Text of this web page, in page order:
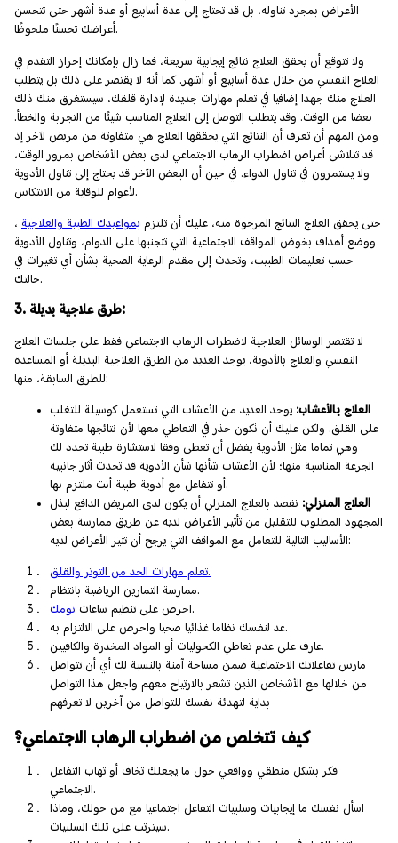
الأعراض بمجرد تناوله، بل قد تحتاج إلى عدة أسابيع أو عدة أشهر حتى تتحسن
أعراضك تحسنًا ملحوظًا.
ولا تتوقع أن يحقق العلاج نتائج إيجابية سريعة، فما زال بإمكانك إحراز التقدم في
العلاج النفسي من خلال عدة أسابيع أو أشهر. كما أنه لا يقتصر على ذلك بل يتطلب
العلاج منك جهدا إضافيا في تعلم مهارات جديدة لإدارة قلقك، سيستغرق منك ذلك
بعضا من الوقت. وقد يتطلب التوصل إلى العلاج المناسب شيئًا من التجربة والخطأ.
ومن المهم أن تعرف أن النتائج التي يحققها العلاج هي متفاوتة من مريض لآخر إذ
قد تتلاشى أعراض اضطراب الرهاب الاجتماعي لدى بعض الأشخاص بمرور الوقت،
ولا يستمرون في تناول الدواء. في حين أن البعض الآخر قد يحتاج إلى تناول الأدوية
لأعوام للوقاية من الانتكاس.
حتى يحقق العلاج النتائج المرجوة منه، عليك أن تلتزم بمواعيدك الطبية والعلاجية ،
ووضع أهداف بخوض المواقف الاجتماعية التي تتجنبها على الدوام، وتناول الأدوية
حسب تعليمات الطبيب، وتحدث إلى مقدم الرعاية الصحية بشأن أي تغيرات في
حالتك.
3. طرق علاجية بديلة:
لا تقتصر الوسائل العلاجية لاضطراب الرهاب الاجتماعي فقط على جلسات العلاج
النفسي والعلاج بالأدوية، يوجد العديد من الطرق العلاجية البديلة أو المساعدة
للطرق السابقة، منها:
العلاج بالأعشاب: يوحد العديد من الأعشاب التي تستعمل كوسيلة للتغلب
على القلق. ولكن عليك أن تكون حذر في التعاطي معها لأن نتائجها متفاوتة
وهي تماما مثل الأدوية يفضل أن تعطى وفقا لاستشارة طبية تحدد لك
الجرعة المناسبة منها؛ لأن الأعشاب شأنها شأن الأدوية قد تحدث آثار جانبية
أو تتفاعل مع أدوية طبية أنت ملتزم بها.
العلاج المنزلي: نقصد بالعلاج المنزلي أن يكون لدى المريض الدافع لبذل
المجهود المطلوب للتقليل من تأثير الأعراض لديه عن طريق ممارسة بعض
الأساليب التالية للتعامل مع المواقف التي يرجح أن تثير الأعراض لديه:
تعلم مهارات الحد من التوتر والقلق.
ممارسة التمارين الرياضية بانتظام.
احرص على تنظيم ساعات نومك
.
عد لنفسك نظاما غذائيا صحيا واحرص على الالتزام به.
عارف على عدم تعاطي الكحوليات أو المواد المخدرة والكافيين.
مارس تفاعلاتك الاجتماعية ضمن مساحة آمنة بالنسبة لك أي أن تتواصل
من خلالها مع الأشخاص الذين تشعر بالارتياح معهم واجعل هذا التواصل
بداية لتهدئة نفسك للتواصل من آخرين لا تعرفهم
كيف تتخلص من اضطراب الرهاب الاجتماعي؟
فكر بشكل منطقي وواقعي حول ما يجعلك تخاف أو تهاب التفاعل
الاجتماعي.
اسأل نفسك ما إيجابيات وسلبيات التفاعل اجتماعيا مع من حولك، وماذا
سيترتب على تلك السلبيات.